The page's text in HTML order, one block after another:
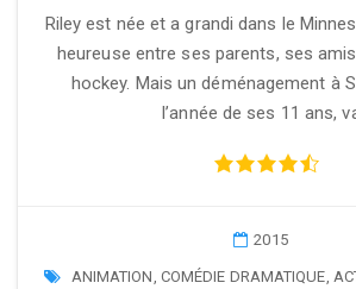
Riley est née et a grandi dans le
heureuse entre ses parents, ses
hockey. Mais un déménagement à
l’année de ses 11 ans,
2015
ANIMATION, COMÉDIE DRAMATIQUE,